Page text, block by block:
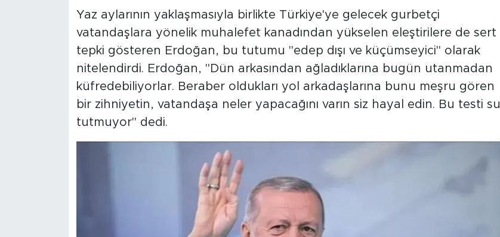
Yaz aylarının yaklaşmasıyla birlikte Türkiye'ye gelecek gurbetçi
vatandaşlara yönelik muhalefet kanadından yükselen eleştirilere de sert
tepki gösteren Erdoğan, bu tutumu "edep dışı ve küçümseyici" olarak
nitelendirdi. Erdoğan, "Dün arkasından ağladıklarına bugün utanmadan
küfredebiliyorlar. Beraber oldukları yol arkadaşlarına bunu meşru gören
bir zihniyetin, vatandaşa neler yapacağını varın siz hayal edin. Bu testi su
tutmuyor" dedi.